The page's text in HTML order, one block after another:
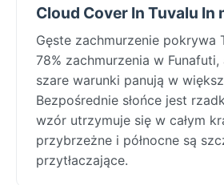
Cloud Cover In Tuvalu In
Gęste zachmurzenie pokrywa
78% zachmurzenia w
szare warunki panują w
Bezpośrednie słońce jest
wzór utrzymuje się w całym
przybrzeżne i północne są
przytłaczające.